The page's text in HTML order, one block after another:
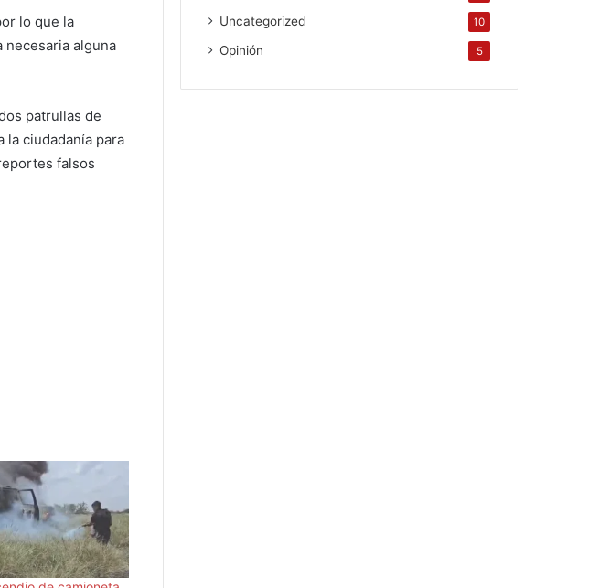
lo que la
necesaria alguna
patrullas de
la ciudadanía para
falsos
Uncategorized 10
Opinión 5